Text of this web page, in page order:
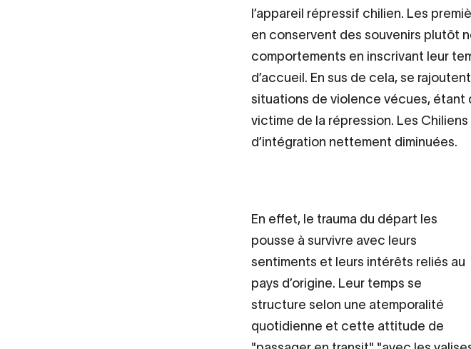
l’appareil répressif chilien. Les
en conservent des souvenirs plutôt
comportements en inscrivant leur
d’accueil. En sus de cela, se
situations de violence vécues, étant
victime de la répression. Les
d’intégration nettement diminuées.
En effet, le trauma du départ les
pousse à survivre avec leurs
sentiments et leurs intérêts reliés au
pays d’origine. Leur temps se
structure selon une atemporalité
quotidienne et cette attitude de